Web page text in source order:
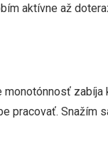
aktívne až
zabíja
pracovať. Snažím